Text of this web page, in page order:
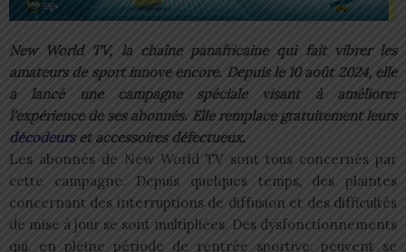
New World TV, la chaîne panafricaine qui fait vibrer les
amateurs de sport innove encore. Depuis le 10 août 2024, elle
a lancé une campagne spéciale visant à améliorer
l’expérience de ses abonnés. Elle remplace gratuitement leurs
décodeurset accessoires défectueux.
Les abonnés de New World TV sont tous concernés par
cette campagne. Depuis quelques temps, des plaintes
concernant des interruptions de diffusion et des difficultés
de mise à jour se sont multipliées. Des dysfonctionnements
qui, en pleine période de rentrée sportive, peuvent se